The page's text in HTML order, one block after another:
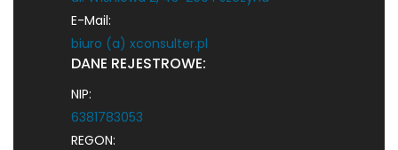
E-Mail:
biuro (a) xconsulter.pl
DANE REJESTROWE:
NIP:
6381783053
REGON: